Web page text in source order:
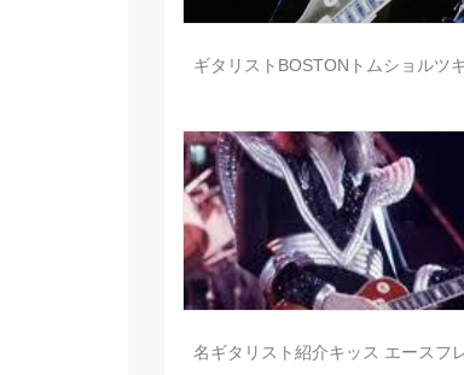
ギタリストBOSTONトムショルツ
名ギタリスト紹介キッス エースフ